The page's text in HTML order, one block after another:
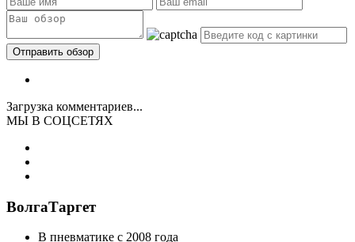
Загрузка комментариев...
МЫ В СОЦСЕТЯХ
ВолгаТаргет
В пневматике с 2008 года